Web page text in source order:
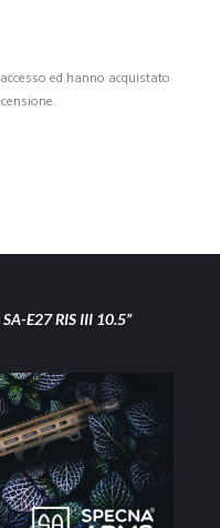
ed hanno acquistato
E27 RIS III 10.5”